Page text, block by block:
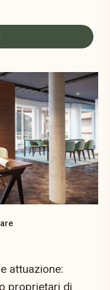
attuazione:
proprietari di